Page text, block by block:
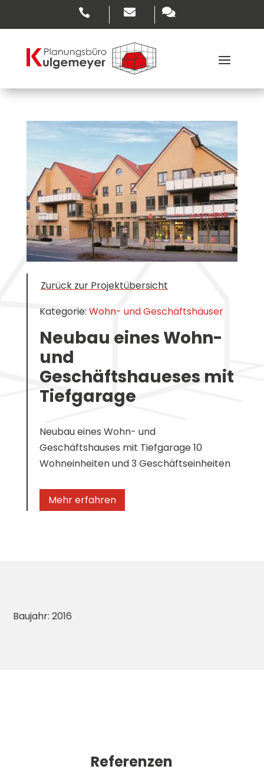
  
Zurück zur Projektübersicht
Kategorie: Wohn- und Geschäftshäuser
Neubau eines Wohn-
und
Geschäftshaueses mit
Tiefgarage
Neubau eines Wohn- und
Geschäftshauses mit Tiefgarage 10
Wohneinheiten und 3 Geschäftseinheiten
Mehr erfahren
Baujahr: 2016
Referenzen